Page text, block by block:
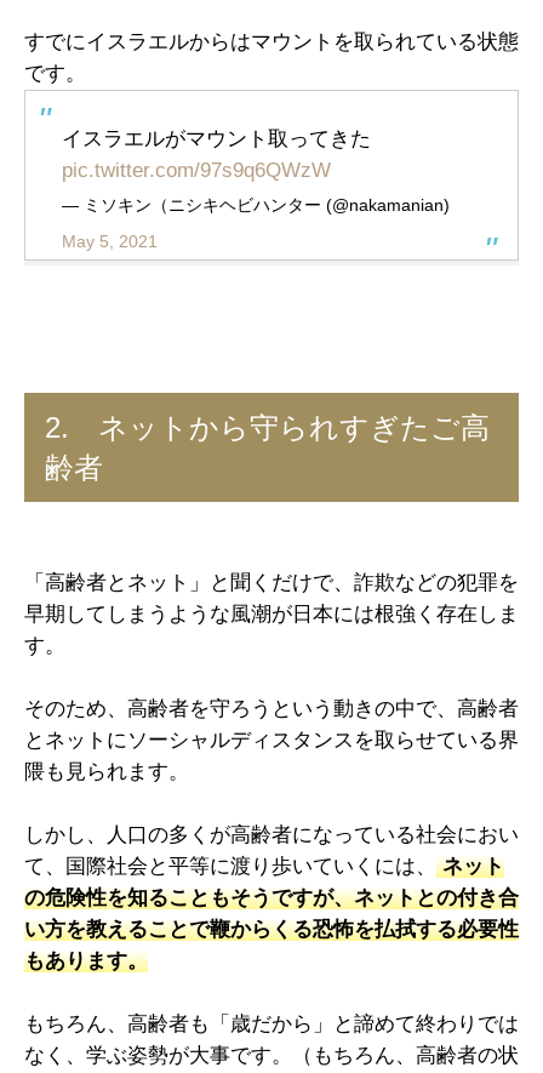
すでにイスラエルからはマウントを取られている状態
です。
イスラエルがマウント取ってきた
pic.twitter.com/97s9q6QWzW
— ミソキン（ニシキヘビハンター (@nakamanian)
May 5, 2021
2. ネットから守られすぎたご高
齢者
「高齢者とネット」と聞くだけで、詐欺などの犯罪を
早期してしまうような風潮が日本には根強く存在しま
す。
そのため、高齢者を守ろうという動きの中で、高齢者
とネットにソーシャルディスタンスを取らせている界
隈も見られます。
しかし、人口の多くが高齢者になっている社会におい
て、国際社会と平等に渡り歩いていくには、 ネット
の危険性を知ることもそうですが、ネットとの付き合
い方を教えることで鞭からくる恐怖を払拭する必要性
もあります。
もちろん、高齢者も「歳だから」と諦めて終わりでは
なく、学ぶ姿勢が大事です。（もちろん、高齢者の状